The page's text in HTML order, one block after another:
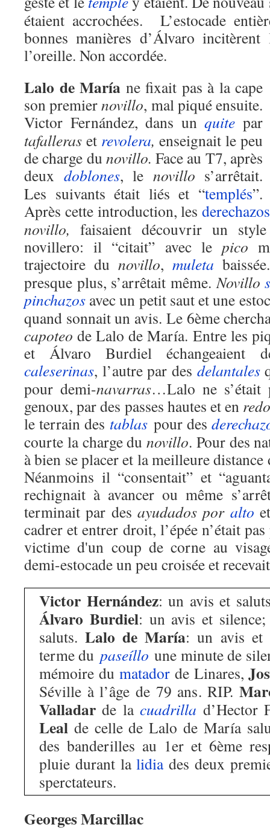
étaient accrochées. L’estocade
bonnes manières d’Álvaro
l’oreille. Non accordée.
Lalo de María ne fixait pas à la cape
son premiernovillo, mal piqué ensuite.
Victor Fernández, dans unquite par
tafalleras et revolera, enseignait le peu
de charge du novillo.Face au T7, après
deux doblones, le novillo s’arrêtait.
Les suivants était liés et “templés”.
Après cette introduction, les derechazos
novillo, faisaient découvrir un
novillero: il “citait” avec lepico
trajectoire du novillo, muleta
presque plus, s’arrêtait même.Novillo
pinchazos avec un petit saut et une
quand sonnait un avis. Le 6ème
capoteo de Lalo de María. Entre les
et Álvaro Burdiel échangeaient
caleserinas, l’autre par des delantales
pour demi-navarras…Lalo ne s’était
genoux, par des passes hautes et en
le terrain des tablaspour des
courte la charge dunovillo. Pour des
à bien se placer et la meilleure
Néanmoins il “consentait” et
rechignait à avancer ou même
terminait par desayudados por alto
cadrer et entrer droit, l’épée n’était
victime d'un coup de corne au
demi-estocade un peu croisée et
Victor Hernández: un avis et
Álvaro Burdiel: un avis et
saluts.Lalo de María: un avis et
terme du paseíllo une minute de
mémoire du matadorde Linares,
Séville à l’âge de 79 ans. RIP.
Valladar de lacuadrilla d’Hector
Leal de celle de Lalo de María
des banderilles au 1er et 6ème
pluie durant lalidiades deux
sperctateurs.
Georges Marcillac